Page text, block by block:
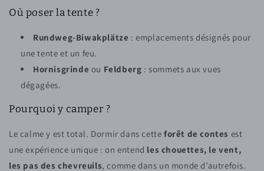
Où poser la tente ?
Rundweg-Biwakplätze : emplacements désignés pour
une tente et un feu.
Hornisgrinde ou Feldberg : sommets aux vues
dégagées.
Pourquoi y camper ?
Le calme y est total. Dormir dans cette forêt de contes est
une expérience unique : on entend les chouettes, le vent,
les pas des chevreuils, comme dans un monde d’autrefois.